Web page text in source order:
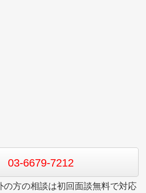
03-6679-7212
の方の相談は初回面談無料で対応